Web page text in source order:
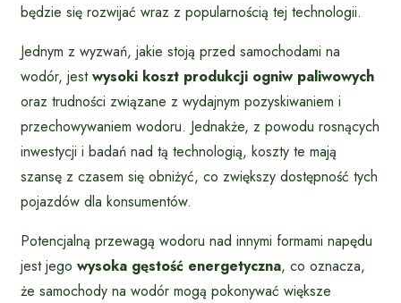
będzie się rozwijać wraz z popularnością tej technologii.
Jednym z wyzwań, jakie stoją przed samochodami na
wodór, jestwysoki koszt produkcji ogniw paliwowych
oraz trudności związane z wydajnym pozyskiwaniem i
przechowywaniem wodoru. Jednakże, z powodu rosnących
inwestycji i badań nad tą technologią, koszty te mają
szansę z czasem się obniżyć, co zwiększy dostępność tych
pojazdów dla konsumentów.
Potencjalną przewagą wodoru nad innymi formami napędu
jest jego wysoka gęstość energetyczna, co oznacza,
że samochody na wodór mogą pokonywać większe